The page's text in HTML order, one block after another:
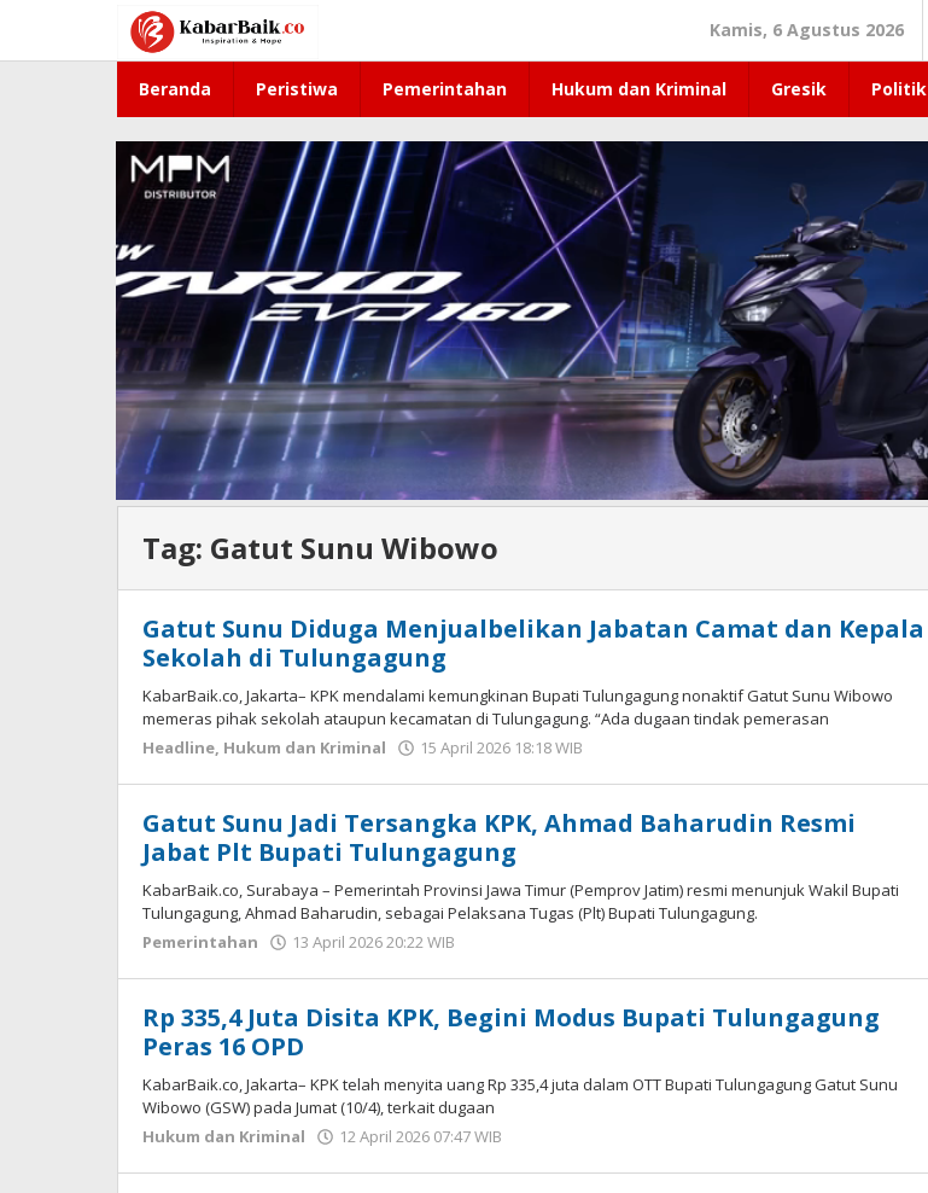
konten
Kamis, 6 Agustus 2026
Beranda Peristiwa Pemerintahan Hukum dan Kriminal Gresik Politik
Tag: Gatut Sunu Wibowo
Gatut Sunu Diduga Menjualbelikan Jabatan Camat dan Kepala
Sekolah di Tulungagung
KabarBaik.co, Jakarta– KPK mendalami kemungkinan Bupati Tulungagung nonaktif Gatut Sunu Wibowo
memeras pihak sekolah ataupun kecamatan di Tulungagung. “Ada dugaan tindak pemerasan
Headline, Hukum dan Kriminal 15 April 2026 18:18 WIB
Gatut Sunu Jadi Tersangka KPK, Ahmad Baharudin Resmi
Jabat Plt Bupati Tulungagung
KabarBaik.co, Surabaya – Pemerintah Provinsi Jawa Timur (Pemprov Jatim) resmi menunjuk Wakil Bupati
Tulungagung, Ahmad Baharudin, sebagai Pelaksana Tugas (Plt) Bupati Tulungagung.
Pemerintahan
13 April 2026 20:22 WIB
Rp 335,4 Juta Disita KPK, Begini Modus Bupati Tulungagung
Peras 16 OPD
KabarBaik.co, Jakarta– KPK telah menyita uang Rp 335,4 juta dalam OTT Bupati Tulungagung Gatut Sunu
Wibowo (GSW) pada Jumat (10/4), terkait dugaan
Hukum dan Kriminal
12 April 2026 07:47 WIB